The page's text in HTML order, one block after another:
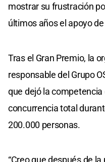
mostrar su frustración
últimos años el apoyo
Tras el Gran Premio, la
responsable del Grupo
que dejó la
concurrencia total
200.000 personas.
“Creo que después de